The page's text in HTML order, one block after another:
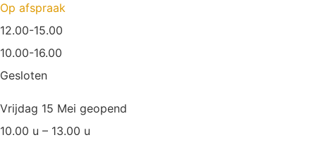
Op afspraak
12.00-15.00
10.00-16.00
Gesloten
Vrijdag 15 Mei geopend
10.00 u – 13.00 u